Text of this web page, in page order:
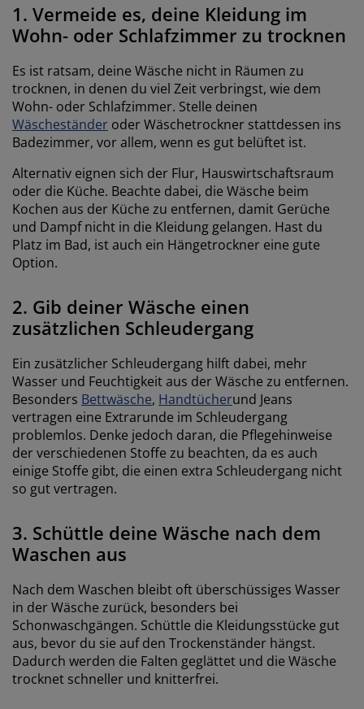
1. Vermeide es, deine Kleidung im
Wohn- oder Schlafzimmer zu trocknen
Es ist ratsam, deine Wäsche nicht in Räumen zu
trocknen, in denen du viel Zeit verbringst, wie dem
Wohn- oder Schlafzimmer. Stelle deinen
Wäscheständer oder Wäschetrockner stattdessen ins
Badezimmer, vor allem, wenn es gut belüftet ist.
Alternativ eignen sich der Flur, Hauswirtschaftsraum
oder die Küche. Beachte dabei, die Wäsche beim
Kochen aus der Küche zu entfernen, damit Gerüche
und Dampf nicht in die Kleidung gelangen. Hast du
Platz im Bad, ist auch ein Hängetrockner eine gute
Option.
2. Gib deiner Wäsche einen
zusätzlichen Schleudergang
Ein zusätzlicher Schleudergang hilft dabei, mehr
Wasser und Feuchtigkeit aus der Wäsche zu entfernen.
Besonders Bettwäsche, Handtücherund Jeans
vertragen eine Extrarunde im Schleudergang
problemlos. Denke jedoch daran, die Pflegehinweise
der verschiedenen Stoffe zu beachten, da es auch
einige Stoffe gibt, die einen extra Schleudergang nicht
so gut vertragen.
3. Schüttle deine Wäsche nach dem
Waschen aus
Nach dem Waschen bleibt oft überschüssiges Wasser
in der Wäsche zurück, besonders bei
Schonwaschgängen. Schüttle die Kleidungsstücke gut
aus, bevor du sie auf den Trockenständer hängst.
Dadurch werden die Falten geglättet und die Wäsche
trocknet schneller und knitterfrei.